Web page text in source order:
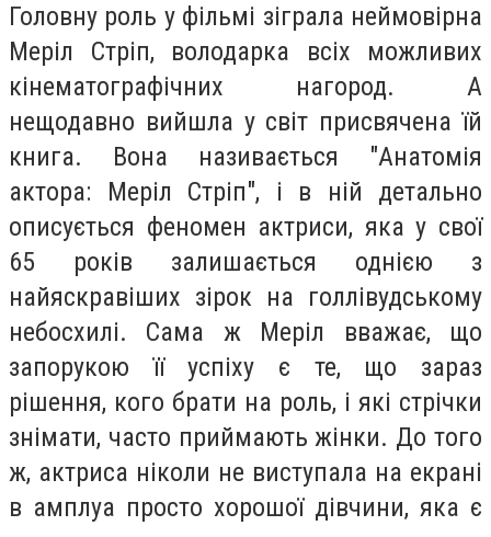
Головну роль у фільмі зіграла неймовірна
Меріл Стріп, володарка всіх можливих
кінематографічних нагород. А
нещодавно вийшла у світ присвячена їй
книга. Вона називається "Анатомія
актора: Меріл Стріп", і в ній детально
описується феномен актриси, яка у свої
65 років залишається однією з
найяскравіших зірок на голлівудському
небосхилі. Сама ж Меріл вважає, що
запорукою її успіху є те, що зараз
рішення, кого брати на роль, і які стрічки
знімати, часто приймають жінки. До того
ж, актриса ніколи не виступала на екрані
в амплуа просто хорошої дівчини, яка є